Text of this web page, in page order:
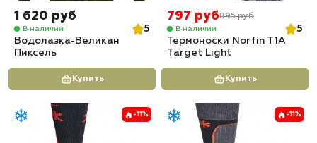
1 620 руб
В наличии
5
Водолазка-Великан
Пиксель
Купить
797 руб895 руб
В наличии
5
Термоноски Norfin T1A
Target Light
Купить
-11% -11%